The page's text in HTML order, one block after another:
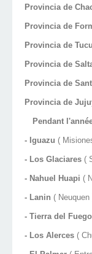
Provincia de
Provincia de
Provincia de
Provincia de
Provincia de
Provincia de
Pendant
- Iguazu (
- Los Glaciares (
- Nahuel Huapi (
- Lanin (
- Tierra del Fuego
- Los Alerces (